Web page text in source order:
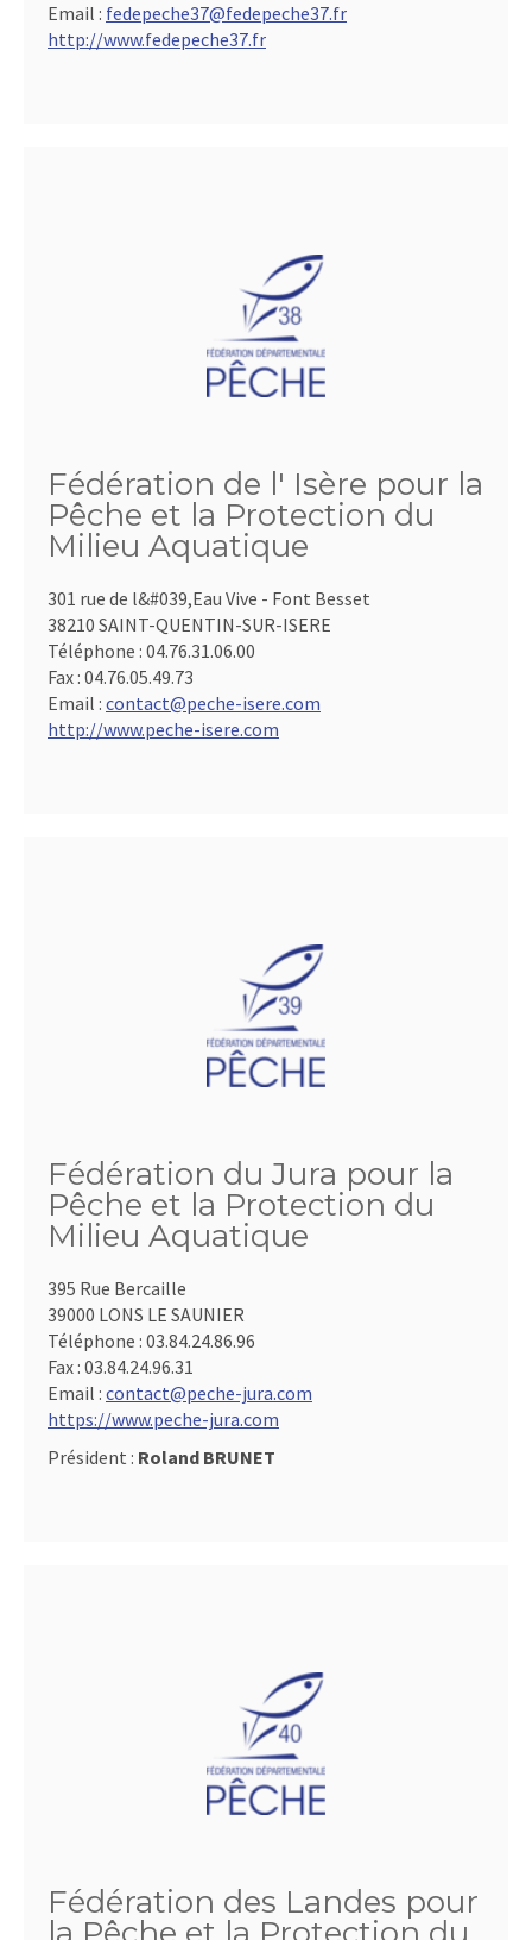
Email : fedepeche37@fedepeche37.fr
http://www.fedepeche37.fr
Fédération de l' Isère pour la
Pêche et la Protection du
Milieu Aquatique
301 rue de l&#039,Eau Vive - Font Besset
38210 SAINT-QUENTIN-SUR-ISERE
Téléphone : 04.76.31.06.00
Fax : 04.76.05.49.73
Email : contact@peche-isere.com
http://www.peche-isere.com
Fédération du Jura pour la
Pêche et la Protection du
Milieu Aquatique
395 Rue Bercaille
39000 LONS LE SAUNIER
Téléphone : 03.84.24.86.96
Fax : 03.84.24.96.31
Email : contact@peche-jura.com
https://www.peche-jura.com
Président : Roland BRUNET
Fédération des Landes pour